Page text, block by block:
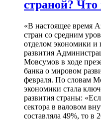
страной? Что
«В настоящее время
стран со средним
отделом экономики
развития
Мовсумов в ходе
банка о мировом
февраля. По словам
экономики стала
развития страны:
сектора в валовом
составляла 49%, то в